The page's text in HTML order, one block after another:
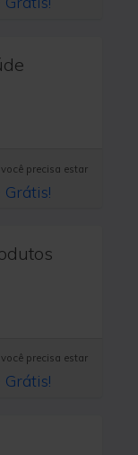
precisa estar
precisa estar